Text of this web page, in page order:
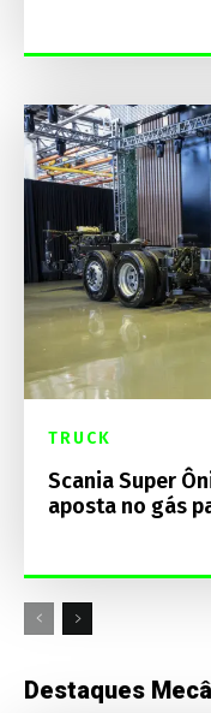
TRUCK
Scania Super
aposta no gás
Destaques